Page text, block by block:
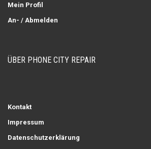
Mein Profil
An- / Abmelden
ÜBER PHONE CITY REPAIR
Kontakt
Impressum
Datenschutzerklärung